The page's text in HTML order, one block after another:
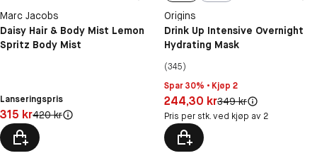
Marc Jacobs
Daisy Hair & Body Mist Lemon
Spritz Body Mist
Lanseringspris
Pris: 315 kr
315 krOriginal pris:
420 kr
Origins
Drink Up Intensive Overnight
Hydrating Mask
(345)
Spar 30% • Kjøp 2
Pris: 244,30 kr
244,30 krOriginal pris:
349 kr
Pris per stk. ved kjøp av 2